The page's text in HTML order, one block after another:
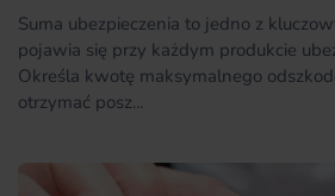
Suma ubezpieczenia to jedno z
pojawia się przy każdym produkcie
Określa kwotę maksymalnego
otrzymać posz...